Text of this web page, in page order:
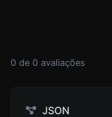
0 de 0 avaliações
JSON